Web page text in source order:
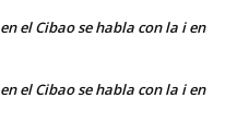
el Cibao se habla con la i en
el Cibao se habla con la i en